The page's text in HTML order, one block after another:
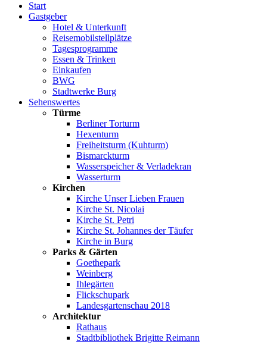
Start
Gastgeber
Hotel & Unterkunft
Reisemobilstellplätze
Tagesprogramme
Essen & Trinken
Einkaufen
BWG
Stadtwerke Burg
Sehenswertes
Türme
Berliner Torturm
Hexenturm
Freiheitsturm (Kuhturm)
Bismarckturm
Wasserspeicher & Verladekran
Wasserturm
Kirchen
Kirche Unser Lieben Frauen
Kirche St. Nicolai
Kirche St. Petri
Kirche St. Johannes der Täufer
Kirche in Burg
Parks & Gärten
Goethepark
Weinberg
Ihlegärten
Flickschupark
Landesgartenschau 2018
Architektur
Rathaus
Stadtbibliothek Brigitte Reimann